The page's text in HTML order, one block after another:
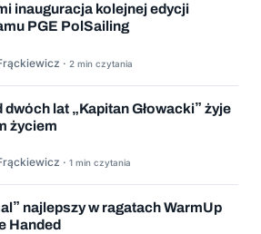
inauguracja kolejnej edycji
PGE PolSailing
· 2 min czytania
dwóch lat „Kapitan Głowacki” żyje
życiem
· 1 min czytania
najlepszy w ragatach WarmUp
Handed